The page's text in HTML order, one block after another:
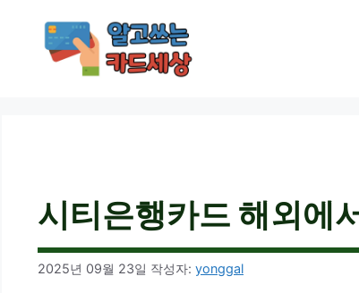
시티은행카드 해외에
2025년 09월 23일 작성자: yonggal